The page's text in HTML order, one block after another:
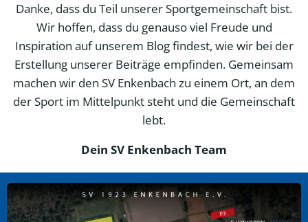
Danke, dass du Teil unserer Sportgemeinschaft bist.
Wir hoffen, dass du genauso viel Freude und
Inspiration auf unserem Blog findest, wie wir bei der
Erstellung unserer Beiträge empfinden. Gemeinsam
machen wir den SV Enkenbach zu einem Ort, an dem
der Sport im Mittelpunkt steht und die Gemeinschaft
lebt.
Dein SV Enkenbach Team